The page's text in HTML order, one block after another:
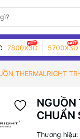
7800X3D 5700X3D
THERMALRIGHT
CHUẨN
Thương hiệu: